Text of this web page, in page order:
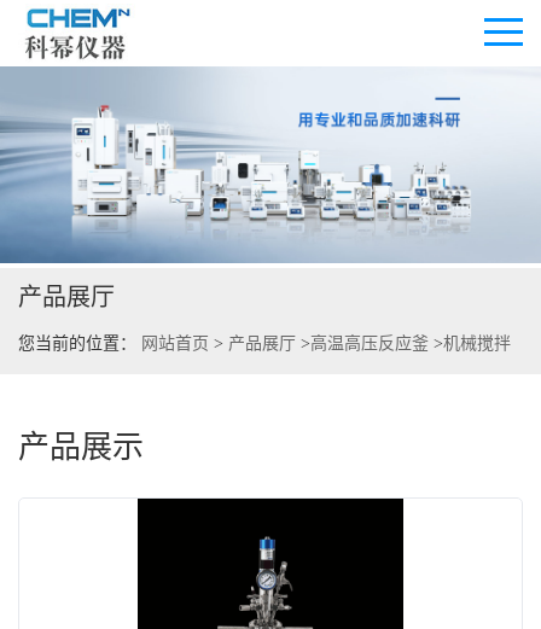
公司首页
公司介绍
公司动态
证书荣誉
产品展厅
您当前的位置： 网站首页 > 产品展厅 >高温高压反应釜 >机械搅拌
产品展示